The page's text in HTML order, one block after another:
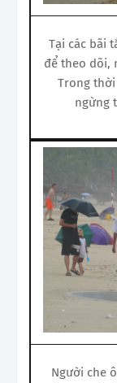
Tại các bãi
để theo dõi,
Trong
ngừng
Người che